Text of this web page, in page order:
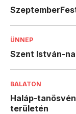
ÜNNEP
Szent István-
BALATON
Haláp-
területén